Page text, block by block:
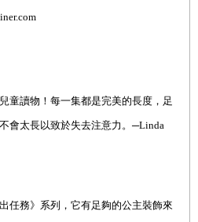
童讀物！每一集都是完美的長度，足
會太長以致於失去注意力。─Linda
任務》系列，它有足夠的公主裝飾來